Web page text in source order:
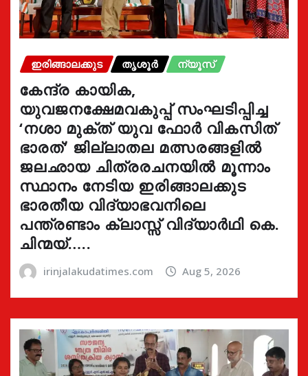
ഇരിങ്ങാലക്കുട തൃശൂർ ന്യൂസ്
കേന്ദ്ര കായിക,
യുവജനക്ഷേമവകുപ്പ് സംഘടിപ്പിച്ച
‘നശാ മുക്ത് യുവ ഫോർ വികസിത്
ഭാരത്’ ജില്ലാതല മത്സരങ്ങളിൽ
ജലഛായ ചിത്രരചനയിൽ മൂന്നാം
സ്ഥാനം നേടിയ ഇരിങ്ങാലക്കുട
ഭാരതീയ വിദ്യാഭവനിലെ
പന്ത്രണ്ടാം ക്ലാസ്സ് വിദ്യാർഥി കെ.
ചിന്മയ്…..
irinjalakudatimes.com Aug 5, 2026